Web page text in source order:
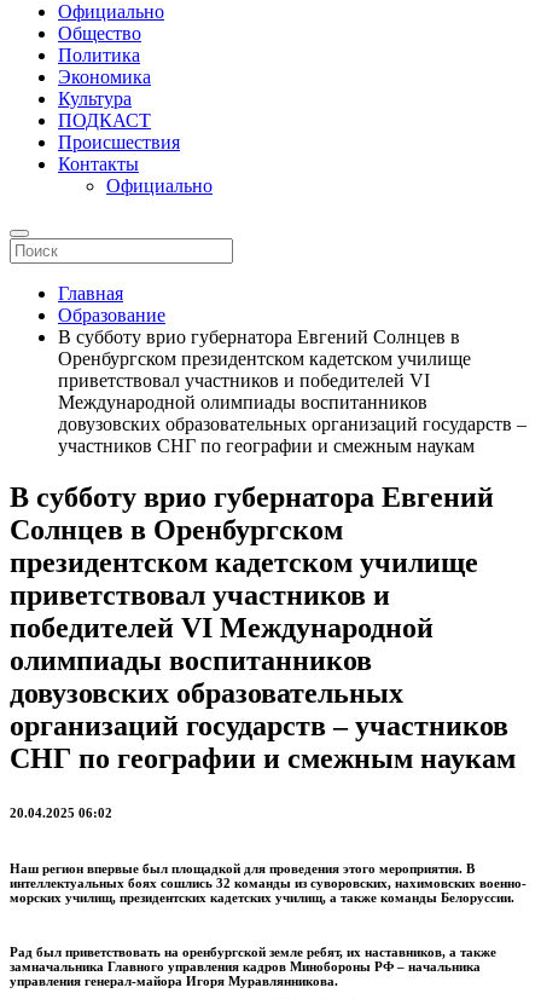
Официально
Общество
Политика
Экономика
Культура
ПОДКАСТ
Происшествия
Контакты
Официально
Главная
Образование
В субботу врио губернатора Евгений Солнцев в
Оренбургском президентском кадетском училище
приветствовал участников и победителей VI
Международной олимпиады воспитанников
довузовских образовательных организаций государств –
участников СНГ по географии и смежным наукам
В субботу врио губернатора Евгений
Солнцев в Оренбургском
президентском кадетском училище
приветствовал участников и
победителей VI Международной
олимпиады воспитанников
довузовских образовательных
организаций государств – участников
СНГ по географии и смежным наукам
20.04.2025 06:02
Наш регион впервые был площадкой для проведения этого мероприятия. В
интеллектуальных боях сошлись 32 команды из суворовских, нахимовских военно-
морских училищ, президентских кадетских училищ, а также команды Белоруссии.
Рад был приветствовать на оренбургской земле ребят, их наставников, а также
замначальника Главного управления кадров Минобороны РФ – начальника
управления генерал-майора Игоря Муравлянникова.